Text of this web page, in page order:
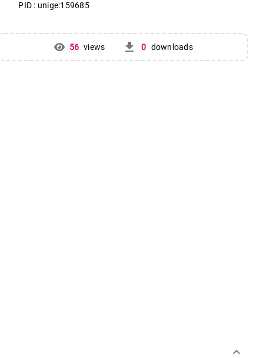
PID : unige:159685
56 views get_app 0 downloads
keyboard_arrow_down